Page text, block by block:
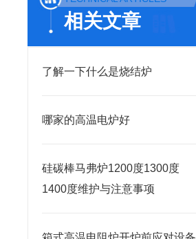
相关文章
了解一下什么是烧结炉
哪家的高温电炉好
硅碳棒马弗炉1200度1300度
1400度维护与注意事项